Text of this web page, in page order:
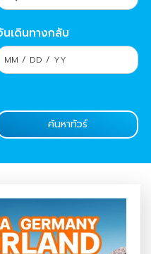
นเดินทางกลับ